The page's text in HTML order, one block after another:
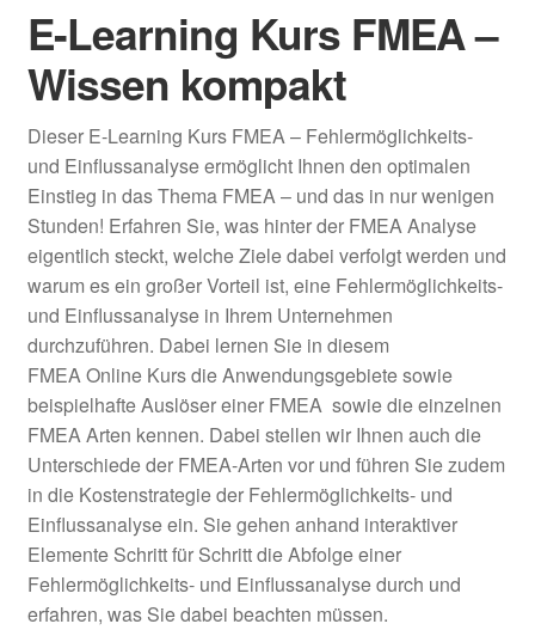
6Sigma
Seminare
E-Learn
öffnen
KVP E-Learning
öffnen
KVP für Führungskräfte
KVP Methoden & KVP
Projektleiter
KVP – Wissen kompakt
FMEA – Wissen kompakt
Was ist KVP – gratis
E-Learning Kurs FMEA –
Wissen kompakt
Dieser E-Learning Kurs FMEA – Fehlermöglichkeits-
und Einflussanalyse ermöglicht Ihnen den optimalen
Einstieg in das Thema FMEA – und das in nur wenigen
Stunden! Erfahren Sie, was hinter der FMEA Analyse
eigentlich steckt, welche Ziele dabei verfolgt werden und
warum es ein großer Vorteil ist, eine Fehlermöglichkeits-
und Einflussanalyse in Ihrem Unternehmen
durchzuführen. Dabei lernen Sie in diesem
FMEA Online Kurs die Anwendungsgebiete sowie
beispielhafte Auslöser einer FMEA sowie die einzelnen
FMEA Arten kennen. Dabei stellen wir Ihnen auch die
Unterschiede der FMEA-Arten vor und führen Sie zudem
in die Kostenstrategie der Fehlermöglichkeits- und
Einflussanalyse ein. Sie gehen anhand interaktiver
Elemente Schritt für Schritt die Abfolge einer
Fehlermöglichkeits- und Einflussanalyse durch und
erfahren, was Sie dabei beachten müssen.